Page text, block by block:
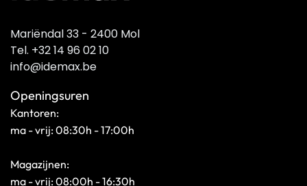
Mariëndal 33 - 2400 Mol
Tel. +32 14 96 02 10
info@idemax.be
Openingsuren
Kantoren:
ma - vrij: 08:30h - 17:00h
Magazijnen:
ma - vrij: 08:00h - 16:30h